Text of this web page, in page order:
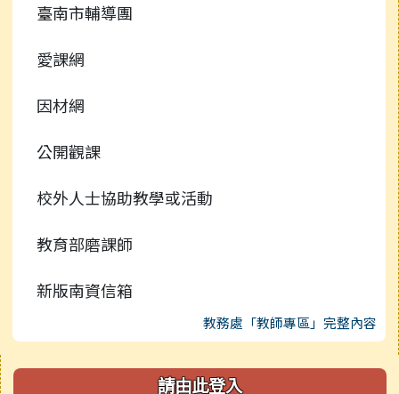
臺南市輔導團
愛課網
因材網
公開觀課
校外人士協助教學或活動
教育部磨課師
新版南資信箱
教務處「教師專區」完整內容
右邊區域內容 請由此登入